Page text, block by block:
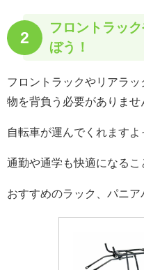
2
フロントラッ
ぼう！
フロントラックやリアラ
物を背負う必要がありませ
自転車が運んでくれますよ
通勤や通学も快適になるこ
おすすめのラック、パニア